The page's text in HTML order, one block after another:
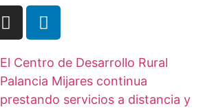
El Centro de Desarrollo Rural
Palancia Mijares continua
prestando servicios a distancia y